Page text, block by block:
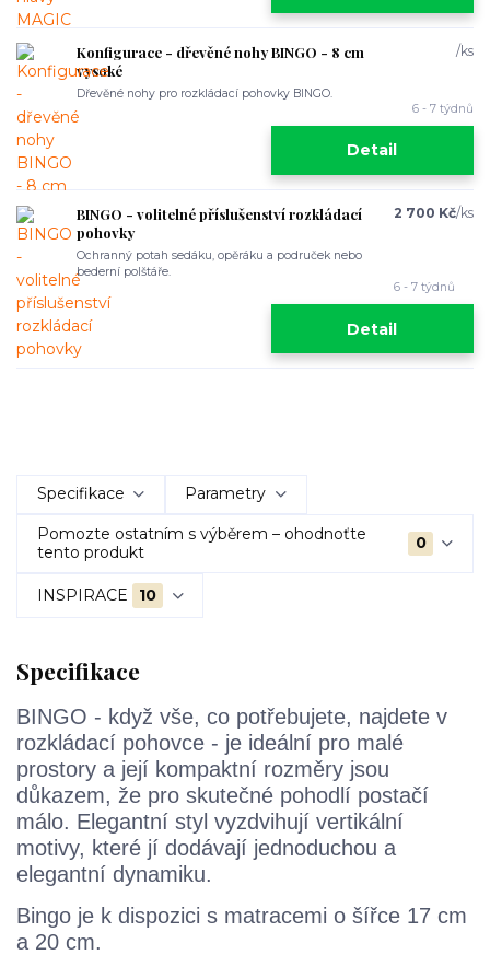
Konfigurace - dřevěné nohy BINGO - 8 cm
vysoké
Dřevěné nohy pro rozkládací pohovky BINGO.
/ks
6 - 7 týdnů
Detail
BINGO - volitelné příslušenství rozkládací
pohovky
Ochranný potah sedáku, opěráku a područek nebo
bederní polštáře.
2 700 Kč/ks
6 - 7 týdnů
Detail
Specifikace Parametry
Pomozte ostatním s výběrem – ohodnoťte
tento produkt
0
INSPIRACE 10
Specifikace
BINGO - když vše, co potřebujete, najdete v
rozkládací pohovce - je ideální pro malé
prostory a její kompaktní rozměry jsou
důkazem, že pro skutečné pohodlí postačí
málo. Elegantní styl vyzdvihují vertikální
motivy, které jí dodávají jednoduchou a
elegantní dynamiku.
Bingo je k dispozici s matracemi o šířce 17 cm
a 20 cm.